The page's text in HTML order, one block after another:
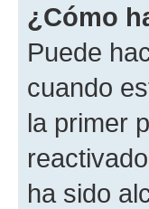
¿Cómo
Puede
cuando
la primer
ha sido